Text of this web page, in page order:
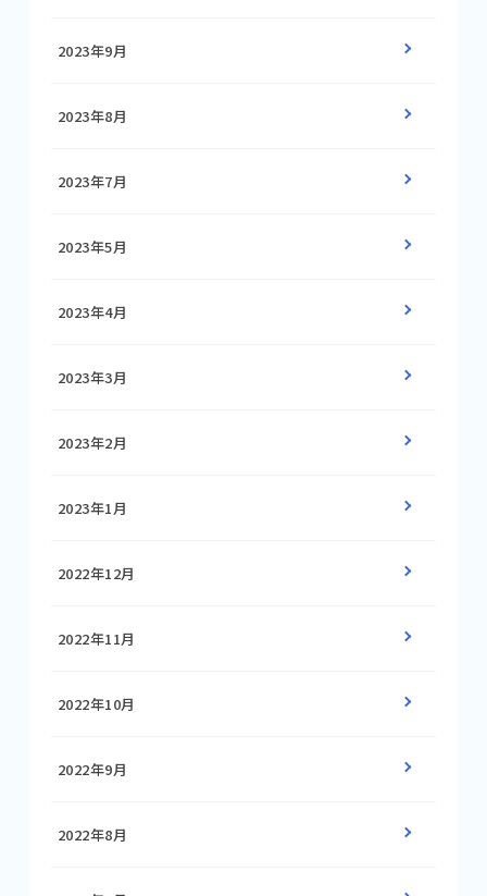
2023年9月
2023年8月
2023年7月
2023年5月
2023年4月
2023年3月
2023年2月
2023年1月
2022年12月
2022年11月
2022年10月
2022年9月
2022年8月